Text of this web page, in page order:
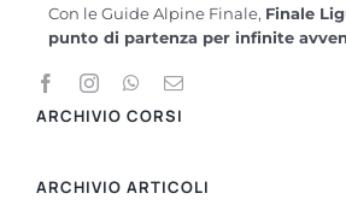
Con le Guide Alpine Finale, Finale
punto di partenza per infinite
ARCHIVIO CORSI
ARCHIVIO ARTICOLI